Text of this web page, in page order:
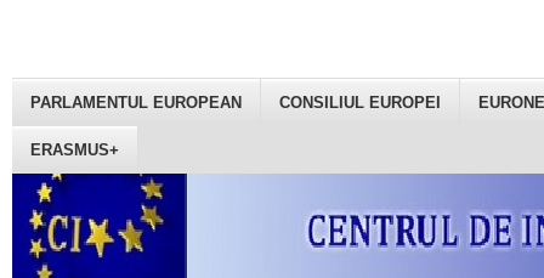
PARLAMENTUL EUROPEAN CONSILIUL EUROPEI
ERASMUS+